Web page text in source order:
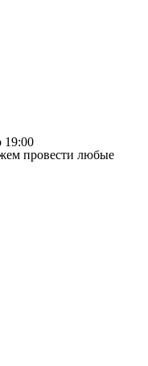
19:00
провести любые